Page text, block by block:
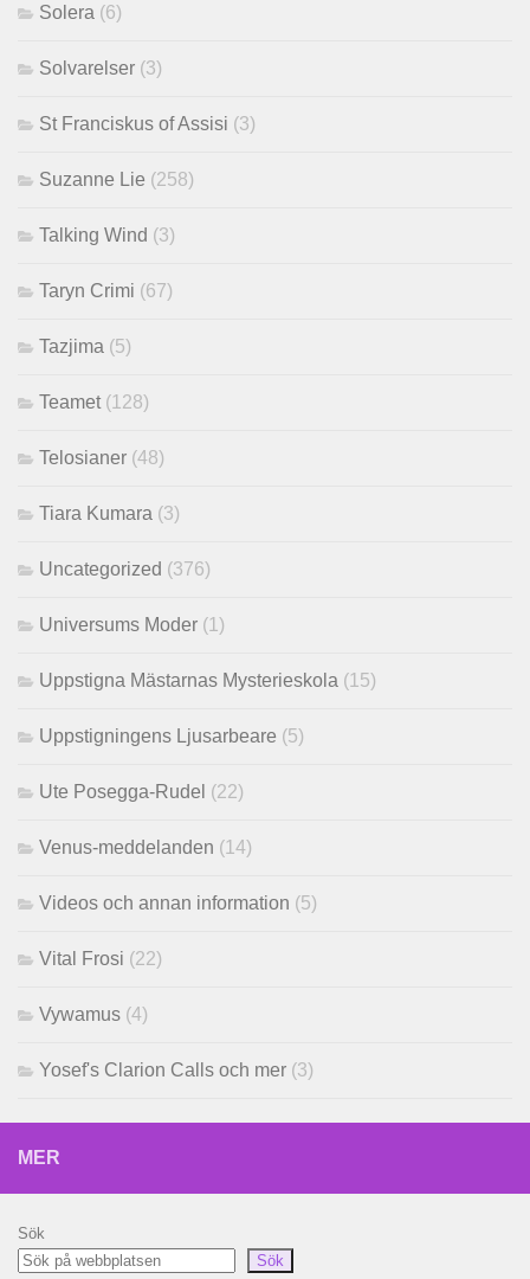
Solera (6)
Solvarelser (3)
St Franciskus of Assisi (3)
Suzanne Lie (258)
Talking Wind (3)
Taryn Crimi (67)
Tazjima (5)
Teamet (128)
Telosianer (48)
Tiara Kumara (3)
Uncategorized (376)
Universums Moder (1)
Uppstigna Mästarnas Mysterieskola (15)
Uppstigningens Ljusarbeare (5)
Ute Posegga-Rudel (22)
Venus-meddelanden (14)
Videos och annan information (5)
Vital Frosi (22)
Vywamus (4)
Yosef's Clarion Calls och mer (3)
MER
Sök
Sök